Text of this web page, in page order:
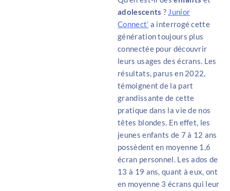
adolescents ? Junior
Connect’ a interrogé cette
génération toujours plus
connectée pour découvrir
leurs usages des écrans. Les
résultats, parus en 2022,
témoignent de la part
grandissante de cette
pratique dans la vie de nos
têtes blondes. En effet, les
jeunes enfants de 7 à 12 ans
possèdent en moyenne 1,6
écran personnel. Les ados de
13 à 19 ans, quant à eux, ont
en moyenne 3 écrans qui leur